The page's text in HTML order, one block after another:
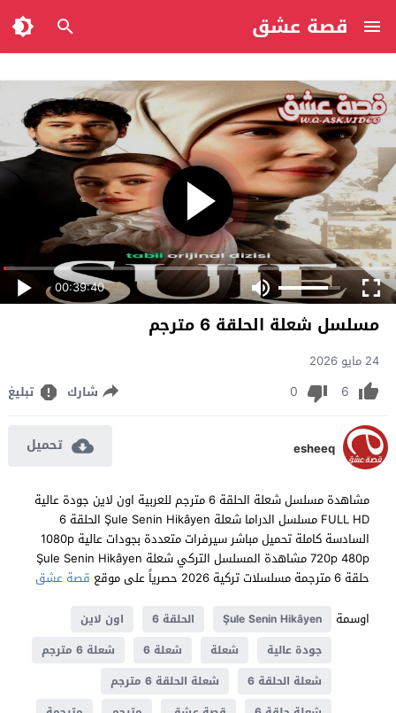
قصة عشق
00:39:40
مسلسل شعلة الحلقة 6 مترجم
24 مايو 2026
6
0 شارك تبليغ
esheeq تحميل
مشاهدة مسلسل شعلة الحلقة 6 مترجم للعربية اون لاين جودة عالية
FULL HD مسلسل الدراما شعلة Şule Senin Hikâyen الحلقة 6
السادسة كاملة تحميل مباشر سيرفرات متعددة بجودات عالية 1080p
720p 480p مشاهدة المسلسل التركي شعلة Şule Senin Hikâyen
حلقة 6 مترجمة مسلسلات تركية 2026 حصرياً على موقع
قصة عشق
اوسمة
Şule Senin Hikâyen الحلقة 6
اون لاين
جودة عالية
شعلة شعلة 6
شعلة 6 مترجم
شعلة الحلقة 6
شعلة الحلقة 6 مترجم